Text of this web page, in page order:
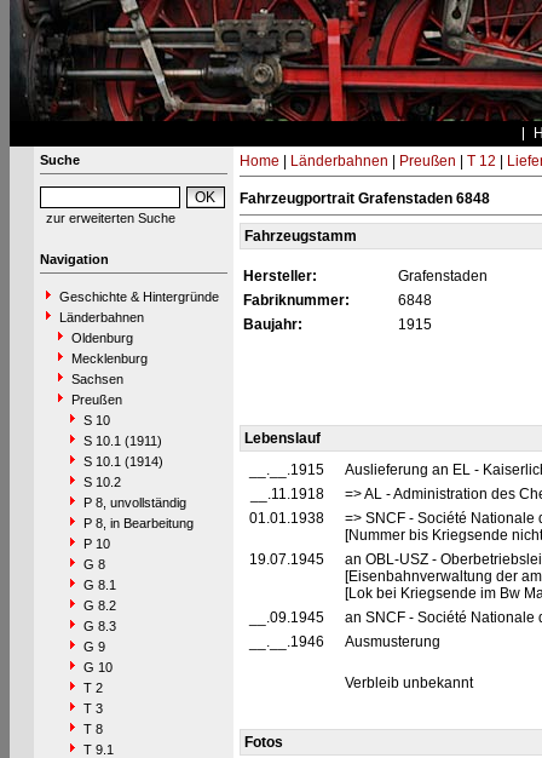
Suche
zur erweiterten Suche
Navigation
Geschichte & Hintergründe
Länderbahnen
Oldenburg
Mecklenburg
Sachsen
Preußen
S 10
S 10.1 (1911)
S 10.1 (1914)
S 10.2
P 8, unvollständig
P 8, in Bearbeitung
P 10
G 8
G 8.1
G 8.2
G 8.3
G 9
G 10
T 2
T 3
T 8
T 9.1
Home Länderbahnen Preußen T 12
Fahrzeugportrait Grafenstaden 6848
Fahrzeugstamm
Hersteller:
Grafenstaden
Fabriknummer:
6848
Baujahr:
1915
Lebenslauf
__.__.1915
Auslieferung an EL -
__.11.1918
=> AL - Administration des
01.01.1938
=> SNCF - Société
[Nummer bis Kriegsende
19.07.1945
an OBL-USZ -
[Eisenbahnverwaltung der
[Lok bei Kriegsende im Bw
__.09.1945
an SNCF - Société Nationale
__.__.1946
Ausmusterung
Verbleib unbekannt
Fotos